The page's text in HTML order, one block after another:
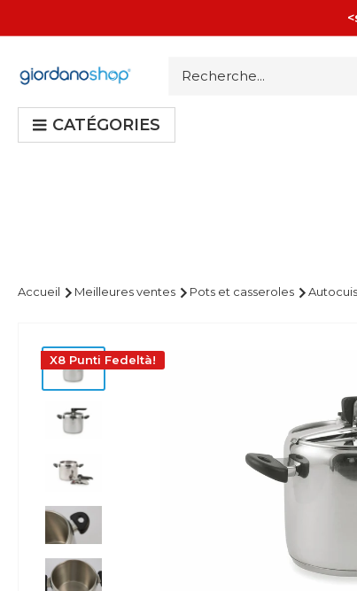
au
Giordano
CATÉGORIES
Accueil Meilleures ventes Pots et casseroles
X8 Punti Fedeltà!